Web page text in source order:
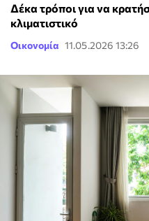
Δέκα τρόποι για να
κλιματιστικό
Οικονομία 11.05.2026 13:26